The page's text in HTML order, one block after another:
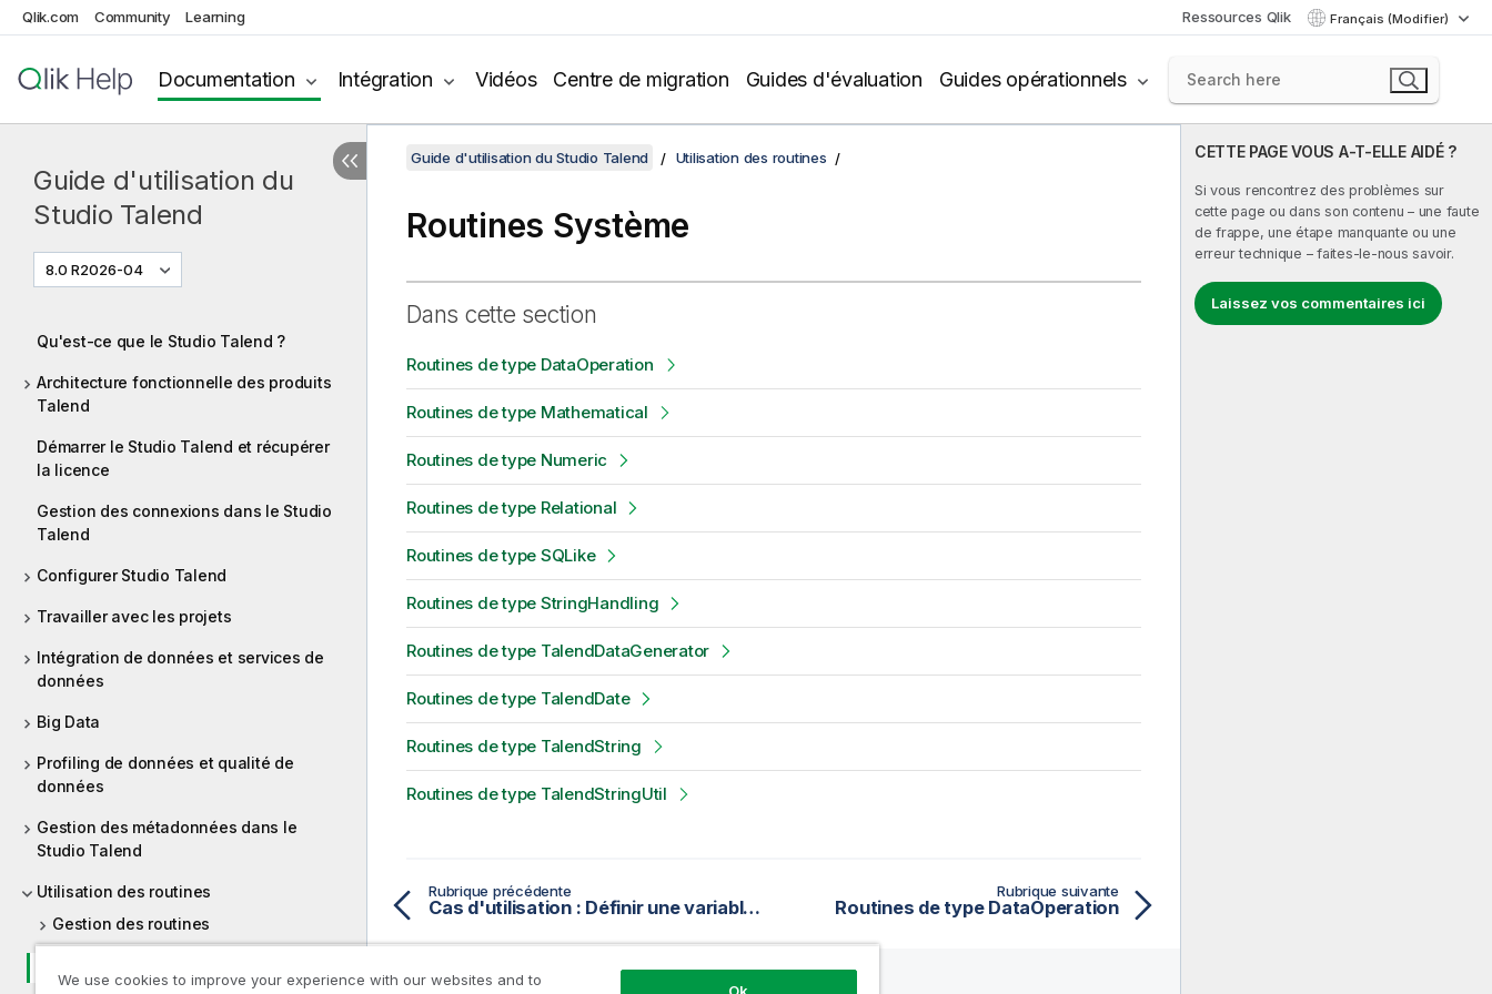
Qlik.com Community Learning Ressources Qlik Français (Modifier)
Documentation Intégration Vidéos Centre de migration Guides d'évaluation Guides opérationnels
Guide d'utilisation du
Studio Talend
8.0 R2026-04
Qu'est-ce que le Studio Talend ?
Architecture fonctionnelle des produits
Talend
Démarrer le Studio Talend et récupérer
la licence
Gestion des connexions dans le Studio
Talend
Configurer Studio Talend
Travailler avec les projets
Intégration de données et services de
données
Big Data
Profiling de données et qualité de
données
Gestion des métadonnées dans le
Studio Talend
Utilisation des routines
Gestion des routines
CETTE PAGE VOUS A-T-ELLE AIDÉ ?
Si vous rencontrez des problèmes sur
cette page ou dans son contenu – une faute
de frappe, une étape manquante ou une
erreur technique – faites-le-nous savoir.
Laissez vos commentaires ici
Guide d'utilisation du Studio Talend Utilisation des routines
Routines Système
Dans cette section
Routines de type DataOperation
Routines de type Mathematical
Routines de type Numeric
Routines de type Relational
Routines de type SQLike
Routines de type StringHandling
Routines de type TalendDataGenerator
Routines de type TalendDate
Routines de type TalendString
Routines de type TalendStringUtil
Rubrique précédente
Cas d'utilisation : Définir une variable accessible par différents Jobs
Rubrique suivante
Routines de type DataOperation
We use cookies to improve your experience with our websites and to